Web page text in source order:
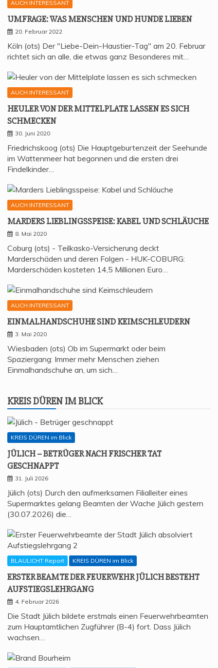
AUCH INTERESSANT
UMFRA­GE: WAS MEN­SCHEN UND HUN­DE LIEBEN
20. Februar 2022
Köln (ots) Der "Liebe-Dein-Haustier-Tag" am 20. Februar
richtet sich an alle, die etwas ganz Besonderes mit…
AUCH INTERESSANT
HEU­LER VON DER MIT­TEL­P­LA­TE LAS­SEN ES SICH
SCHMECKEN
30. Juni 2020
Friedrichskoog (ots) Die Hauptgeburtenzeit der Seehunde
im Wattenmeer hat begonnen und die ersten drei
Findelkinder…
AUCH INTERESSANT
MAR­DERS LIEB­LINGS­SPEI­SE: KABEL UND SCHLÄUCHE
8. Mai 2020
Coburg (ots) - Teilkasko-Versicherung deckt
Marderschäden und deren Folgen - HUK-COBURG:
Marderschäden kosteten 14,5 Millionen Euro…
AUCH INTERESSANT
EIN­MAL­HAND­SCHU­HE SIND KEIMSCHLEUDERN
3. Mai 2020
Wiesbaden (ots) Ob im Supermarkt oder beim
Spaziergang: Immer mehr Menschen ziehen
Einmalhandschuhe an, um sich…
KREIS DÜREN IM BLICK
KREIS DÜREN im Blick
JÜLICH – BETRÜ­GER NACH FRI­SCHER TAT
GESCHNAPPT
31. Juli 2026
Jülich (ots) Durch den aufmerksamen Filialleiter eines
Supermarktes gelang Beamten der Wache Jülich gestern
(30.07.2026) die…
BLAULICHT Report KREIS DÜREN im Blick
ERS­TER BEAM­TE DER FEU­ER­WEHR JÜLICH BESTEHT
AUFSTIEGSLEHRGANG
4. Februar 2026
Die Stadt Jülich bildete erstmals einen Feuerwehrbeamten
zum Hauptamtlichen Zugführer (B-4) fort. Dass Jülich
wachsen…